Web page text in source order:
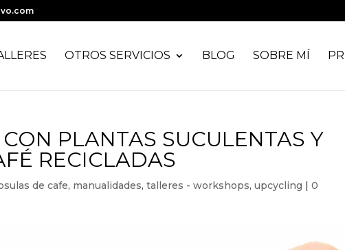
OTROS SERVICIOS BLOG SOBRE MÍ
PLANTAS SUCULENTAS Y
RECICLADAS
de cafe, manualidades,talleres - workshops,upcycling |0